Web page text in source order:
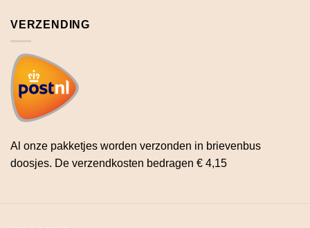
VERZENDING
Al onze pakketjes worden verzonden in brievenbus
doosjes. De verzendkosten bedragen € 4,15